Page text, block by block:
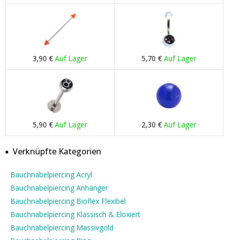
3,90 € Auf Lager 5,70 € Auf Lager
5,90 € Auf Lager 2,30 € Auf Lager
Verknüpfte Kategorien
Bauchnabelpiercing Acryl
Bauchnabelpiercing Anhänger
Bauchnabelpiercing Bioflex Flexibel
Bauchnabelpiercing Klassisch & Eloxiert
Bauchnabelpiercing Massivgold